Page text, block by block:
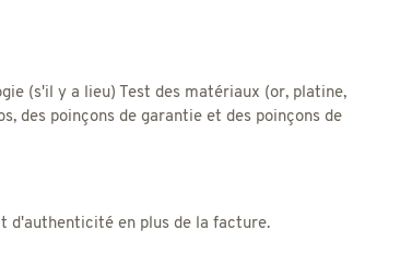
(s'il y a lieu) Test des matériaux (or, platine,
des poinçons de garantie et des poinçons de
d'authenticité en plus de la facture.